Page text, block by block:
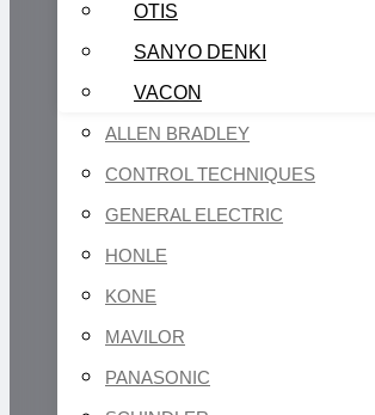
OTIS
SANYO DENKI
VACON
ALLEN BRADLEY
CONTROL TECHNIQUES
GENERAL ELECTRIC
HONLE
KONE
MAVILOR
PANASONIC